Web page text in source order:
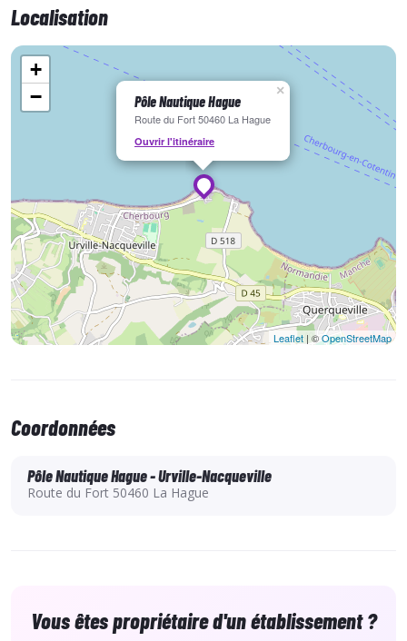
en Zodiac.
Vous pourrez vous amuser et progresser sur tous vos
supports préférés !
Localisation
Pôle Nautique Hague
Route du Fort 50460 La Hague
Ouvrir l'itinéraire
×
+
−
Leaflet | ©OpenStreetMap
Coordonnées
Pôle Nautique Hague - Urville-Nacqueville
Route du Fort 50460 La Hague
Vous êtes propriétaire d'un établissement ?